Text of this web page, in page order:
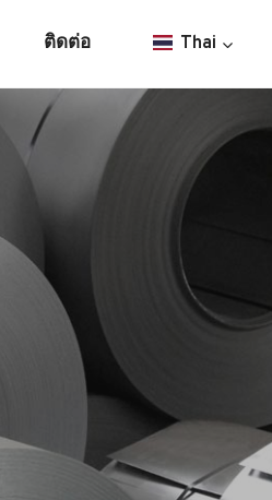
ติดต่อ Thai